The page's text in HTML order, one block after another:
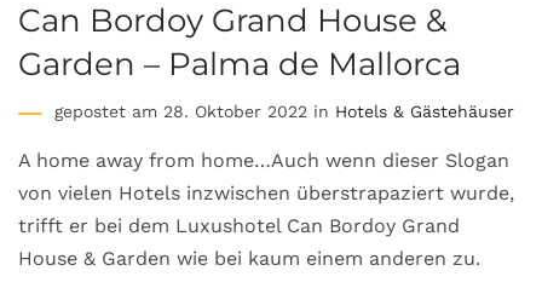
Can Bordoy Grand House &
Garden – Palma de Mallorca
gepostet am 28. Oktober 2022 in Hotels & Gästehäuser
A home away from home…Auch wenn dieser Slogan
von vielen Hotels inzwischen überstrapaziert wurde,
trifft er bei dem Luxushotel Can Bordoy Grand
House & Garden wie bei kaum einem anderen zu.